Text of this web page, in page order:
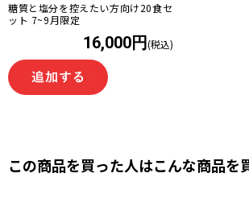
糖質と塩分を控えたい方向け20食セ
ット 7~9月限定
16,000円(税込)
この商品を買った人はこんな商品を